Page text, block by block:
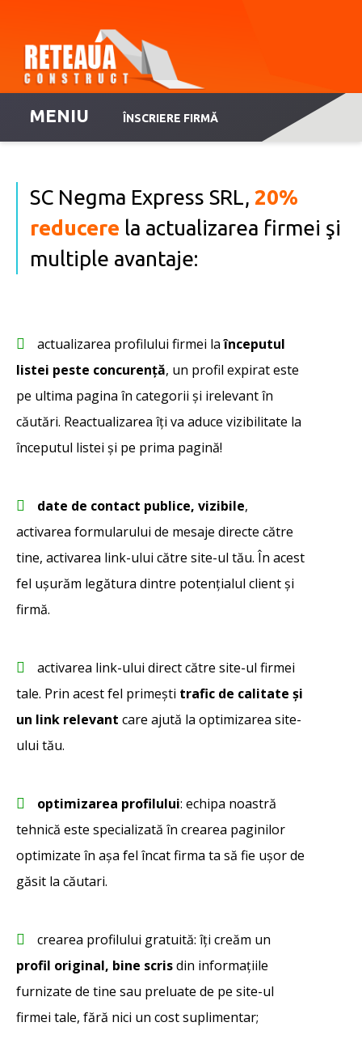
MENIU ÎNSCRIERE FIRMĂ
SC Negma Express SRL, 20%
reducere la actualizarea firmei şi
multiple avantaje:
actualizarea profilului firmei laînceputul
listei peste concurență, un profil expirat este
pe ultima pagina în categorii și irelevant în
căutări. Reactualizarea îți va aduce vizibilitate la
începutul listei și pe prima pagină!
date de contact publice, vizibile,
activarea formularului de mesaje directe către
tine, activarea link-ului către site-ul tău. În acest
fel ușurăm legătura dintre potențialul client și
firmă.
activarea link-ului direct către site-ul firmei
tale. Prin acest fel primești trafic de calitate și
un link relevant care ajută la optimizarea site-
ului tău.
optimizarea profilului: echipa noastră
tehnică este specializată în crearea paginilor
optimizate în așa fel încat firma ta să fie ușor de
găsit la căutari.
crearea profilului gratuită: îți creăm un
profil original, bine scrisdin informațiile
furnizate de tine sau preluate de pe site-ul
firmei tale, fără nici un cost suplimentar;